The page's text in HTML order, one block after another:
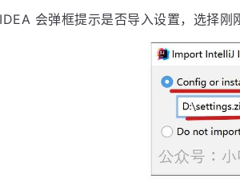
会弹框提示是否导入设置，选择